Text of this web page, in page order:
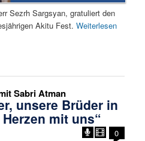
Sezrh Sargsyan, gratuliert den
Akitu Fest.Weiterlesen
Sabri Atman
unsere Brüder in
mit uns“
0